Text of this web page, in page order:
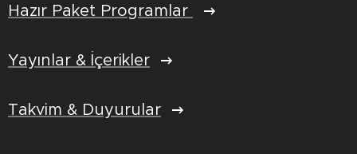
Hazır Paket Programlar
Yayınlar & İçerikler
Takvim & Duyurular